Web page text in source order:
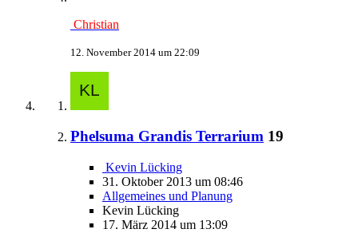
Christian
12. November 2014 um 22:09
Phelsuma Grandis Terrarium 19
Kevin Lücking
31. Oktober 2013 um 08:46
Allgemeines und Planung
Kevin Lücking
17. März 2014 um 13:09